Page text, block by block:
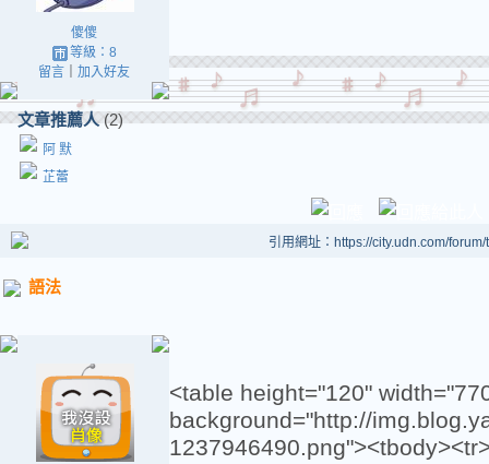
傻傻
等級：8
留言 ｜加入好友
文章推薦人(2)
阿 默
芷蕾
引用網址：https://city.udn.com/
語法
<table height="120"
background="http://